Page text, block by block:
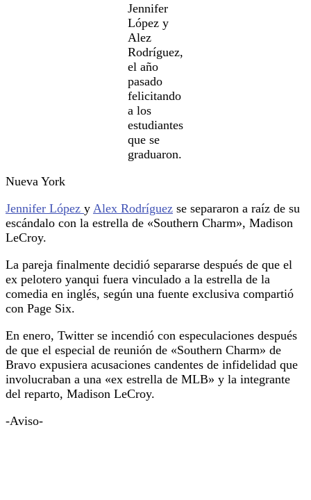
Jennifer
López y
Alez
Rodríguez,
el año
pasado
felicitando
a los
estudiantes
que se
graduaron.
Nueva York
Jennifer López y Alex Rodríguez se separaron a raíz de su
escándalo con la estrella de «Southern Charm», Madison
LeCroy.
La pareja finalmente decidió separarse después de que el
ex pelotero yanqui fuera vinculado a la estrella de la
comedia en inglés, según una fuente exclusiva compartió
con Page Six.
En enero, Twitter se incendió con especulaciones después
de que el especial de reunión de «Southern Charm» de
Bravo expusiera acusaciones candentes de infidelidad que
involucraban a una «ex estrella de MLB» y la integrante
del reparto, Madison LeCroy.
-Aviso-